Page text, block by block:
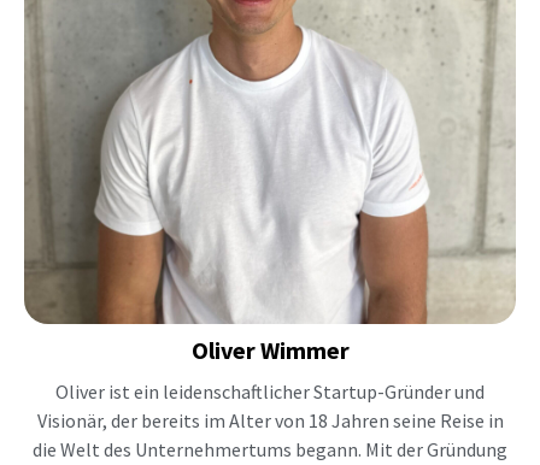
OliverWimmer
Oliver ist ein leidenschaftlicher Startup-Gründer und
Visionär, der bereits im Alter von 18 Jahren seine Reise in
die Welt des Unternehmertums begann. Mit der Gründung